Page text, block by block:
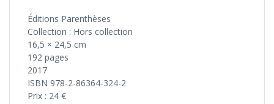
Éditions Parenthèses
Collection : Hors collection
16,5 × 24,5 cm
192 pages
2017
ISBN 978-2-86364-324-2
Prix : 24 €